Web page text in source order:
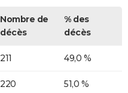
Nombre de
décès
% des
décès
211 49,0 %
220 51,0 %